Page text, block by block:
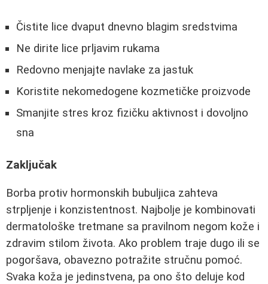
Čistite lice dvaput dnevno blagim sredstvima
Ne dirite lice prljavim rukama
Redovno menjajte navlake za jastuk
Koristite nekomedogene kozmetičke proizvode
Smanjite stres kroz fizičku aktivnost i dovoljno
sna
Zaključak
Borba protiv hormonskih bubuljica zahteva
strpljenje i konzistentnost. Najbolje je kombinovati
dermatološke tretmane sa pravilnom negom kože i
zdravim stilom života. Ako problem traje dugo ili se
pogoršava, obavezno potražite stručnu pomoć.
Svaka koža je jedinstvena, pa ono što deluje kod